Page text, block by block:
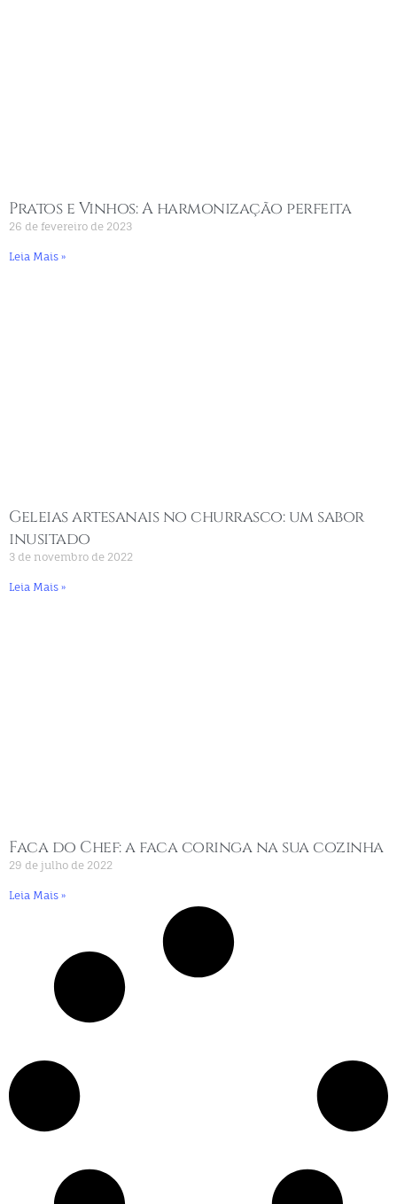
Pratos e Vinhos: A harmonização perfeita
26 de fevereiro de 2023
Leia Mais »
Geleias artesanais no churrasco: um sabor
inusitado
3 de novembro de 2022
Leia Mais »
Faca do Chef: a faca coringa na sua cozinha
29 de julho de 2022
Leia Mais »